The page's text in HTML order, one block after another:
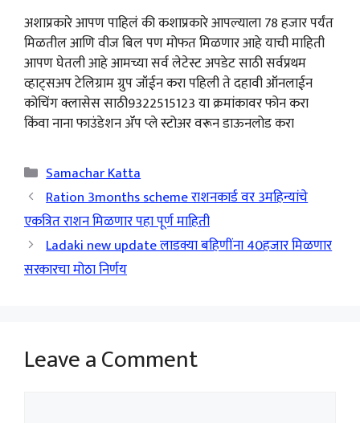
अशाप्रकारे आपण पाहिलं की कशाप्रकारे आपल्याला 78 हजार पर्यंत
मिळतील आणि वीज बिल पण मोफत मिळणार आहे याची माहिती
आपण घेतली आहे आमच्या सर्व लेटेस्ट अपडेट साठी सर्वप्रथम
व्हाट्सअप टेलिग्राम ग्रुप जॉईन करा पहिली ते दहावी ऑनलाईन
कोचिंग क्लासेस साठी9322515123 या क्रमांकावर फोन करा
किंवा नाना फाउंडेशन ॲप प्ले स्टोअर वरून डाऊनलोड करा
Categories
Samachar Katta
Ration 3months scheme राशनकार्ड वर 3महिन्यांचे
एकत्रित राशन मिळणार पहा पूर्ण माहिती
Ladaki new update लाडक्या बहिणींना 40हजार मिळणार
सरकारचा मोठा निर्णय
Leave a Comment